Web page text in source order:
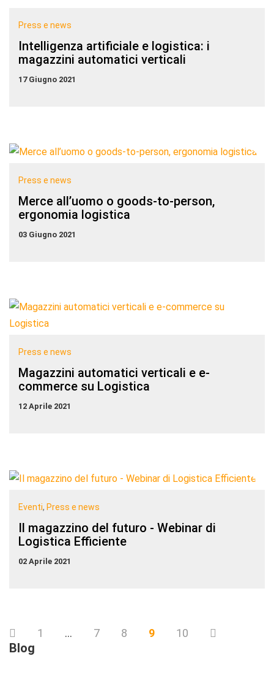
Press e news
Intelligenza artificiale e logistica: i
magazzini automatici verticali
17 Giugno 2021
Press e news
Merce all’uomo o goods-to-person,
ergonomia logistica
03 Giugno 2021
Press e news
Magazzini automatici verticali e e-
commerce su Logistica
12 Aprile 2021
Eventi, Press e news
Il magazzino del futuro - Webinar di
Logistica Efficiente
02 Aprile 2021
1 … 7 8 9 10
Blog